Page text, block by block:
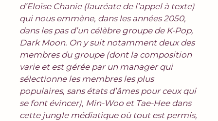
d’Eloïse Chanie (lauréate de l’appel à texte)
qui nous emmène, dans les années 2050,
dans les pas d’un célèbre groupe de K-Pop,
Dark Moon. On y suit notamment deux des
membres du groupe (dont la composition
varie et est gérée par un manager qui
sélectionne les membres les plus
populaires, sans états d’âmes pour ceux qui
se font évincer), Min-Woo et Tae-Hee dans
cette jungle médiatique où tout est permis,